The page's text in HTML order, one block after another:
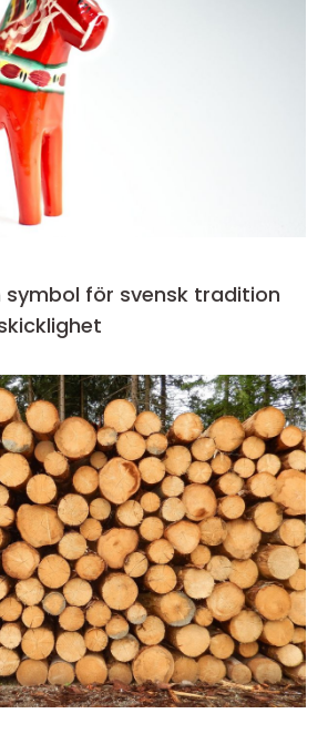
symbol för svensk tradition